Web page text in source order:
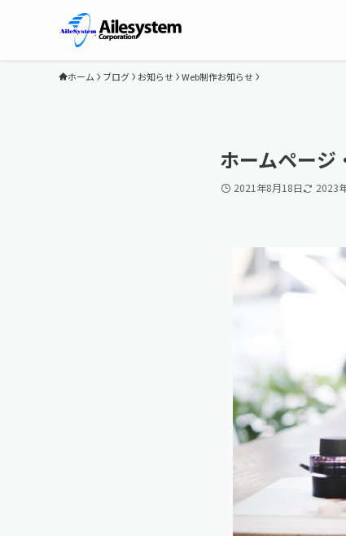
ホーム ブログ お知らせ Web制作お知らせ
ホームページ
2021年8月18日 2023